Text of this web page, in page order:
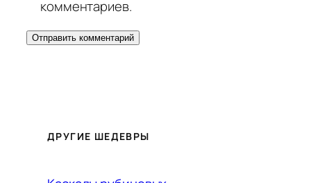
комментариев.
ДРУГИЕ ШЕДЕВРЫ